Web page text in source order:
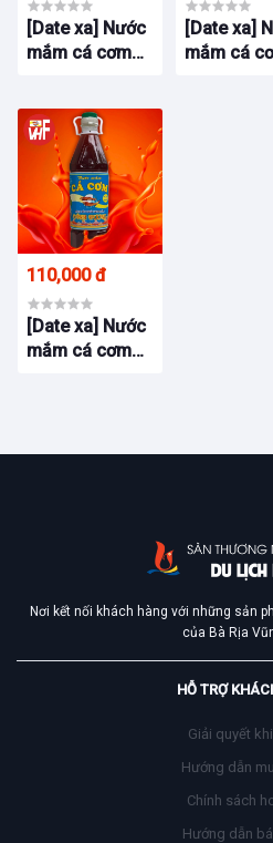
[Date xa] Nước
mắm cá cơm
lít 70 năm
truyền thống
[Date xa]
mắm cá
110,000 đ
[Date xa] Nước
mắm cá cơm
Nơi kết nối khách hàng với những sản
của Bà Rịa
HỖ TRỢ
Giải quyết
Hướng dẫn
Chính sách
Hướng dẫn